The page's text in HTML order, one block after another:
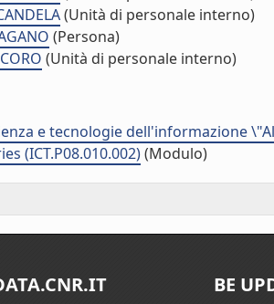
(Unità di personale interno)
(Persona)
(Unità di personale interno)
e tecnologie dell'informazione
(ICT.P08.010.002)(Modulo)
BE